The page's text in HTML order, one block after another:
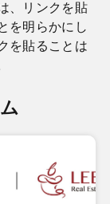
、リンクを貼
を明らかにし
を貼ることは